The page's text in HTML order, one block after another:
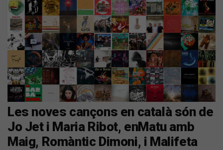
Les noves cançons en català són de
Jo Jet i Maria Ribot, enMatu amb
Maig, Romàntic Dimoni, i Malifeta